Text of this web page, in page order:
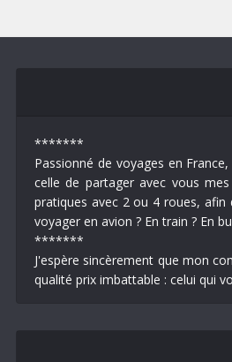
*******
Passionné de voyages en
celle de partager avec vous
pratiques avec 2 ou 4 roues, afin
voyager en avion ? En train ? En
*******
J'espère sincèrement que mon
qualité prix imbattable : celui qui